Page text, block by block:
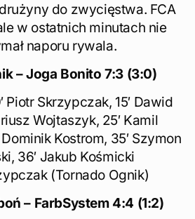
do zwycięstwa. FCA
w ostatnich minutach nie
naporu rywala.
– Joga Bonito 7:3 (3:0)
Piotr Skrzypczak, 15′ Dawid
Wojtaszyk, 25′ Kamil
Kostrom, 35′ Szymon
36′ Jakub Kośmicki
(Tornado Ognik)
– FarbSystem 4:4 (1:2)